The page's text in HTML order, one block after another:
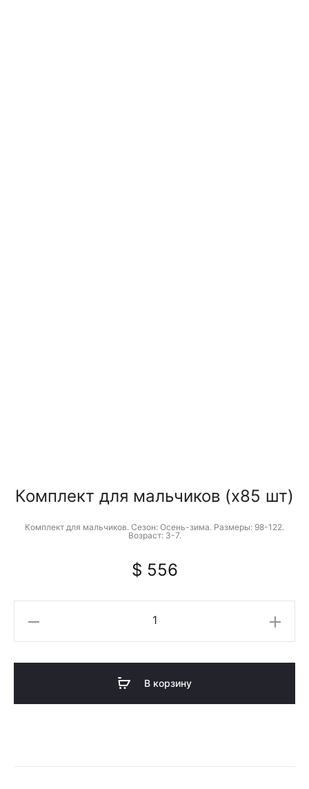
Комплект для мальчиков (x85 шт)
Комплект для мальчиков. Сезон: Осень-зима. Размеры: 98-122.
Возраст: 3-7.
$ 556
В корзину